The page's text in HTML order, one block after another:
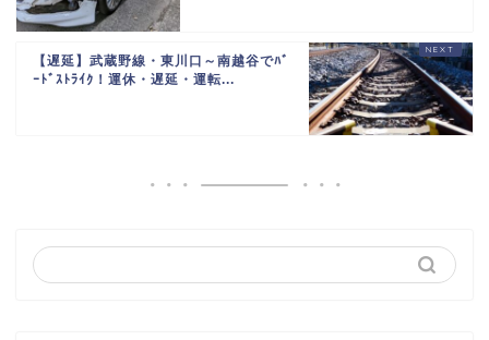
【遅延】武蔵野線・東川口～南越谷でﾊﾞ
ｰﾄﾞｽﾄﾗｲｸ！運休・遅延・運転...